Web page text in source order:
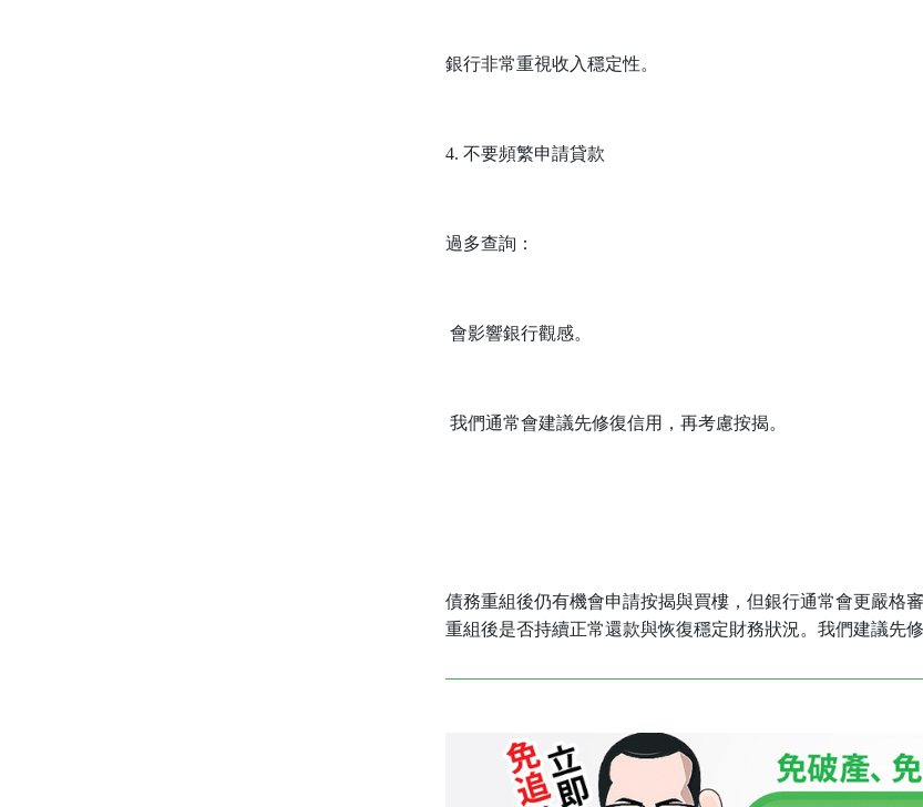
銀行非常重視收入穩定性。
4. 不要頻繁申請貸款
過多查詢：
會影響銀行觀感。
我們通常會建議先修復信用，再考慮按揭。
債務重組後仍有機會申請按揭與買樓，但銀行通常會更嚴格
重組後是否持續正常還款與恢復穩定財務狀況。我們建議先